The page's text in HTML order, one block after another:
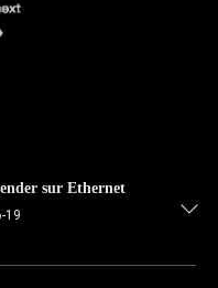
sur Ethernet
19